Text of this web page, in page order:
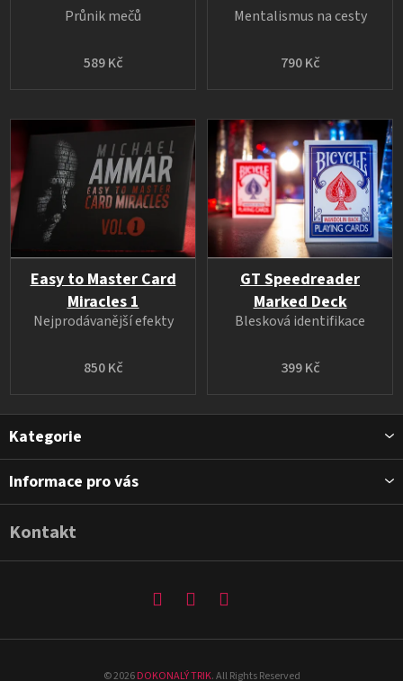
589 Kč
Průnik mečů
790 Kč
Mentalismus na cesty
Easy to Master Card
Miracles 1
850 Kč
Nejprodávanější efekty
GT Speedreader
Marked Deck
399 Kč
Blesková identifikace
Z
p
Kategorie
Informace pro vás
Kontakt
©2026 DOKONALÝ TRIK. All Rights Reserved